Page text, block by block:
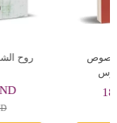
دراسات فى المذاهب
والاجتماعية - عباس محمود